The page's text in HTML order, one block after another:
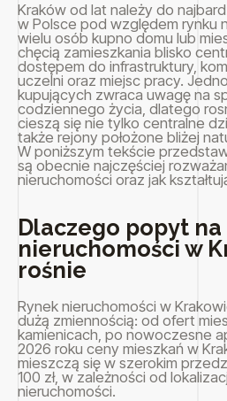
Kraków od lat należy do
w Polsce pod względem rynku
wielu osób kupno domu lub
chęcią zamieszkania blisko
dostępem do infrastruktury,
uczelni oraz miejsc pracy.
kupujących zwraca uwagę na
codziennego życia, dlatego
cieszą się nie tylko centralne
także rejony położone bliżej
W poniższym tekście
są obecnie najczęściej
nieruchomości oraz jak
Dlaczego popyt na
nieruchomości w
rośnie
Rynek nieruchomości w
dużą zmiennością: od ofert
kamienicach, po nowoczesne
2026 roku ceny mieszkań w
mieszczą się w szerokim
100 zł, w zależności od
nieruchomości.